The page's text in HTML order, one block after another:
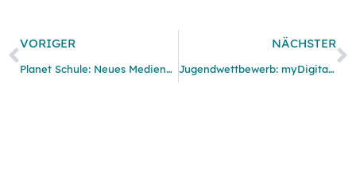
VORIGER
Planet Schule: Neues Medienpaket zu Cybermobbing
NÄCHSTER
Jugendwettbewerb: myDigitalWorld für das Schuljahr 2016/2017